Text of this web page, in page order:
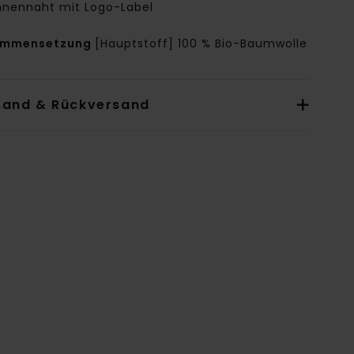
mit Logo-Label
[Hauptstoff] 100 % Bio-Baumwolle
& Rückversand